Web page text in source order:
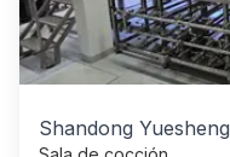
Shandong Yuesheng